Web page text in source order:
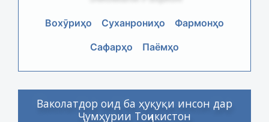
Вохӯриҳо Суханрониҳо
Фармонҳо
Сафарҳо
Паёмҳо
Ваколатдор оид ба ҳуқуқи инсон дар
Ҷумҳурии Тоҷикистон